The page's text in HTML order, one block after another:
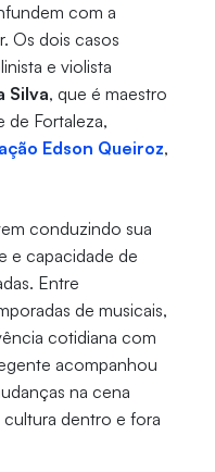
com a
Os dois casos
e violista
Silva, que é maestro
de Fortaleza,
Edson Queiroz,
conduzindo sua
e capacidade de
Entre
de musicais,
cotidiana com
acompanhou
na cena
dentro e fora